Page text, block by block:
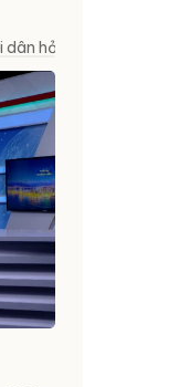
dân hỏi – Cơ quan nhà